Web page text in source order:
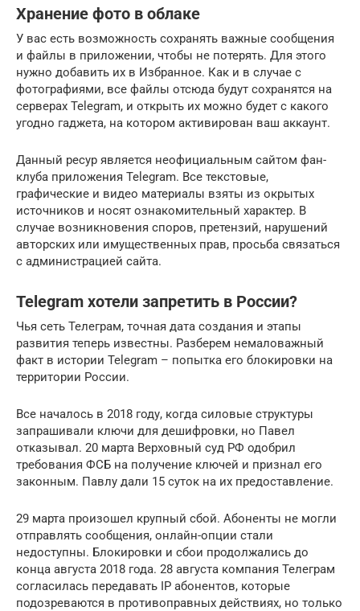
Хранение фото в облаке
У вас есть возможность сохранять важные сообщения
и файлы в приложении, чтобы не потерять. Для этого
нужно добавить их в Избранное. Как и в случае с
фотографиями, все файлы отсюда будут сохранятся на
серверах Telegram, и открыть их можно будет с какого
угодно гаджета, на котором активирован ваш аккаунт.
Данный ресур является неофициальным сайтом фан-
клуба приложения Telegram. Все текстовые,
графические и видео материалы взяты из окрытых
источников и носят ознакомительный характер. В
случае возникновения споров, претензий, нарушений
авторских или имущественных прав, просьба связаться
с администрацией сайта.
Telegram хотели запретить в России?
Чья сеть Телеграм, точная дата создания и этапы
развития теперь известны. Разберем немаловажный
факт в истории Telegram – попытка его блокировки на
территории России.
Все началось в 2018 году, когда силовые структуры
запрашивали ключи для дешифровки, но Павел
отказывал. 20 марта Верховный суд РФ одобрил
требования ФСБ на получение ключей и признал его
законным. Павлу дали 15 суток на их предоставление.
29 марта произошел крупный сбой. Абоненты не могли
отправлять сообщения, онлайн-опции стали
недоступны. Блокировки и сбои продолжались до
конца августа 2018 года. 28 августа компания Телеграм
согласилась передавать IP абонентов, которые
подозреваются в противоправных действиях, но только